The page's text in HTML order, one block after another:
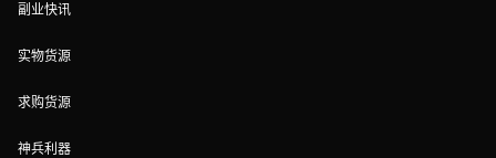
副业快讯
实物货源
求购货源
神兵利器